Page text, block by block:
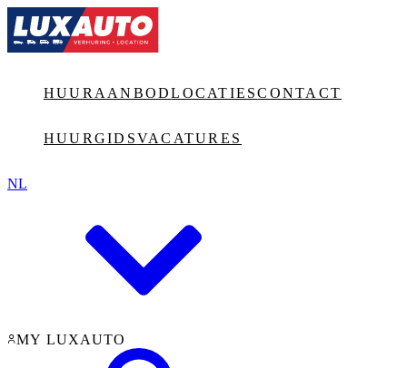
Jump to main content
HUURAANBODLOCATIESCONTACT
HUURGIDSVACATURES
NL
MY LUXAUTO